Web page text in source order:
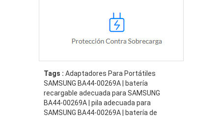
Tags : Adaptadores Para Portátiles
SAMSUNG BA44-00269A | batería
recargable adecuada para SAMSUNG
BA44-00269A | pila adecuada para
SAMSUNG BA44-00269A | batería de